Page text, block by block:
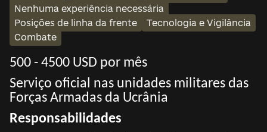
Nenhuma experiência necessária
Posições de linha da frente
Tecnologia e Vigilância
Combate
500 - 4500 USD por mês
Serviço oficial nas unidades militares das
Forças Armadas da Ucrânia
Responsabilidades